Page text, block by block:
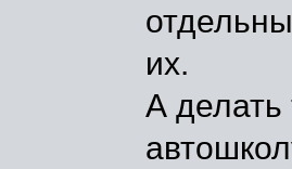
их.
А делать